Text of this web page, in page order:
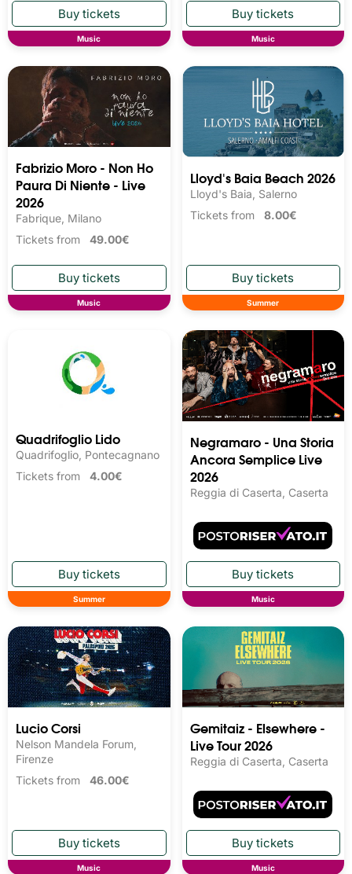
Music Music
Fabrizio Moro - Non Ho
Paura Di Niente - Live
2026
Fabrique, Milano
Tickets from 49.00€
Music
Lloyd's Baia Beach 2026
Lloyd's Baia, Salerno
Tickets from 8.00€
Summer
Quadrifoglio Lido
Quadrifoglio, Pontecagnano
Tickets from 4.00€
Summer
Negramaro - Una Storia
Ancora Semplice Live
2026
Reggia di Caserta, Caserta
Music
Lucio Corsi
Nelson Mandela Forum,
Firenze
Tickets from 46.00€
Music
Gemitaiz - Elsewhere -
Live Tour 2026
Reggia di Caserta, Caserta
Music